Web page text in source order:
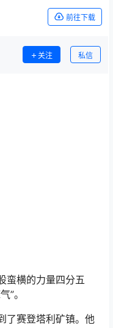
前往下载
关注 私信
蛮横的力量四分五
”。
了赛登塔利矿镇。他